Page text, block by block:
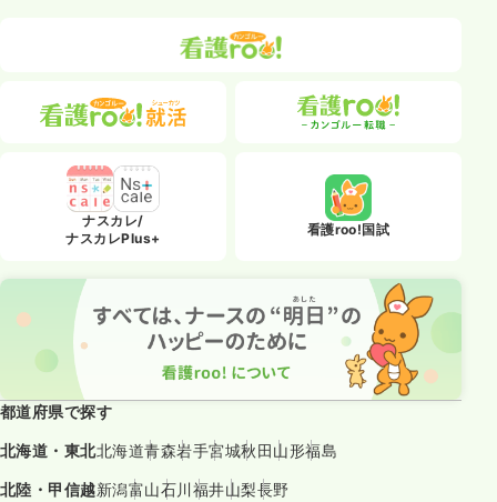
ナスカレ/
ナスカレPlus+
看護roo!国試
都道府県で探す
北海道・東北北海道青森岩手宮城秋田山形福島
北陸・甲信越新潟富山石川福井山梨長野